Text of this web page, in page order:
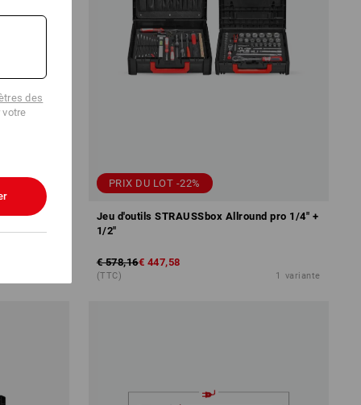
PRIX DU LOT -22%
Jeu d'outils STRAUSSbox Allround pro 1/4" +
1/2"
€ 578,16€ 447,58
(TTC) 1 variante
des